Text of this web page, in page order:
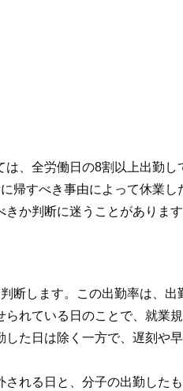
、全労働日の8割以上出勤し
帰すべき事由によって休業
か判断に迷うことがありま
断します。この出勤率は、出
れている日のことで、就業
た日は除く一方で、遅刻や
れる日と、分子の出勤した